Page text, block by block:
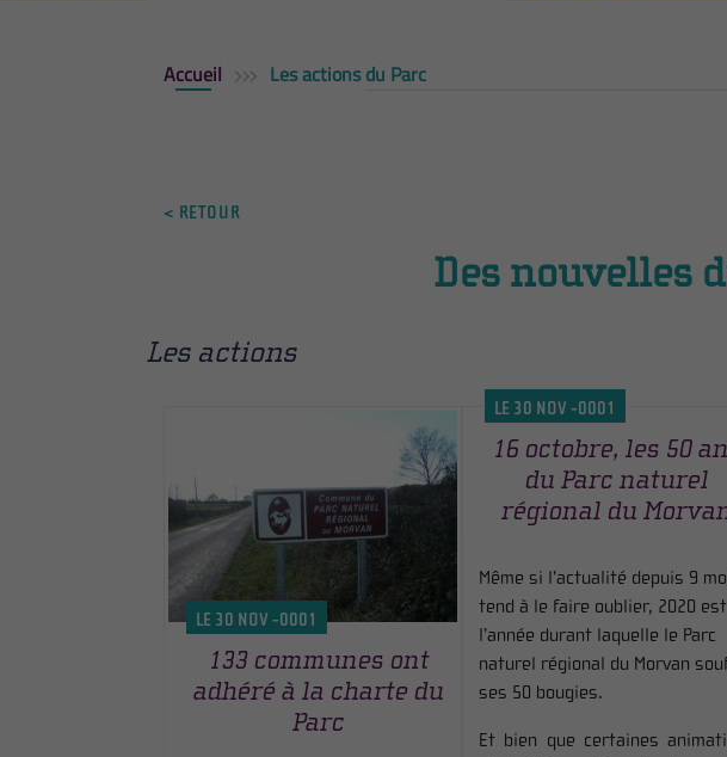
Accueil Les actions du Parc
< RETOUR
Des nouvelles
Les actions
LE 30 NOV -0001
133 communes ont
adhéré à la charte du
Parc
LE 30 NOV -0001
16 octobre, les 50
du Parc naturel
régional du
Même si l’actualité depuis 9
tend à le faire oublier, 2020 est
l’année durant laquelle le Parc
naturel régional du Morvan
ses 50 bougies.
Et bien que certaines